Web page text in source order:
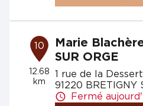
10
12.68
km
Marie
SUR ORGE
1 rue de la
91220 BRETIGNY
Fermé